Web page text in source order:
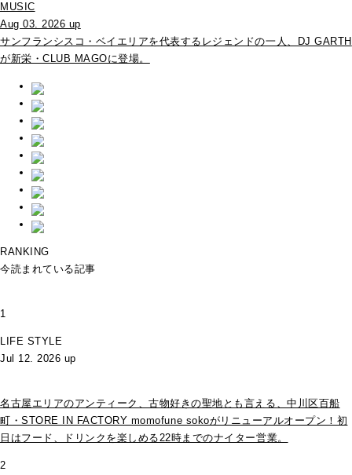
MUSIC
Aug 03. 2026 up
サンフランシスコ・ベイエリアを代表するレジェンドの一人、DJ GARTH
が新栄・CLUB MAGOに登場。
RANKING
今読まれている記事
1
LIFE STYLE
Jul 12. 2026 up
名古屋エリアのアンティーク、古物好きの聖地とも言える、中川区百船
町・STORE IN FACTORY momofune sokoがリニューアルオープン！初
日はフード、ドリンクを楽しめる22時までのナイター営業。
2